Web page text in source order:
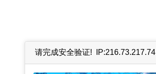
请完成安全验证! IP:216.73.217.74